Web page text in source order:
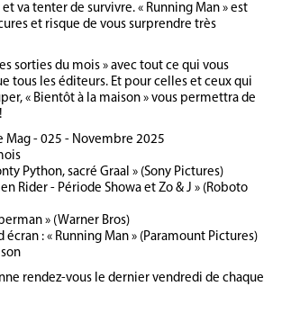
va tenter de survivre. « Running Man » est
et risque de vous surprendre très
sorties du mois » avec tout ce qui vous
tous les éditeurs. Et pour celles et ceux qui
« Bientôt à la maison » vous permettra de
Mag - 025 - Novembre 2025
Python, sacré Graal » (Sony Pictures)
Rider - Période Showa et Zo & J » (Roboto
» (Warner Bros)
écran : « Running Man » (Paramount Pictures)
rendez-vous le dernier vendredi de chaque